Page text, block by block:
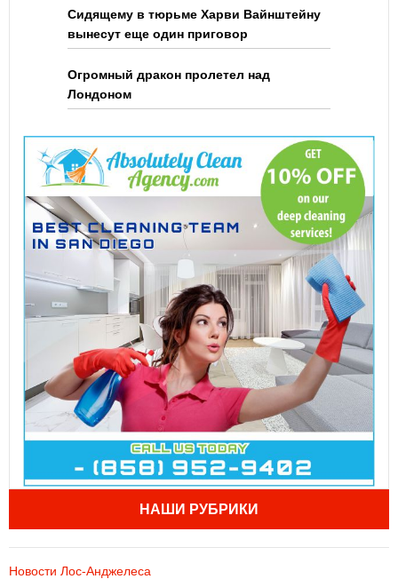
Сидящему в тюрьме Харви Вайнштейну
вынесут еще один приговор
Огромный дракон пролетел над
Лондоном
НАШИ РУБРИКИ
Новости Лос-Анджелеса